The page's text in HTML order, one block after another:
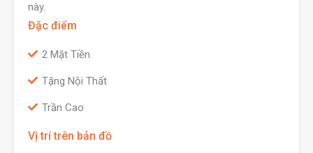
này.
Đặc điểm
2 Mặt Tiền
Tặng Nội Thất
Trần Cao
Vị trí trên bản đồ